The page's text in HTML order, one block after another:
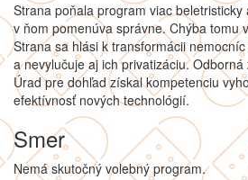
Strana poňala program viac
v ňom pomenúva správne. Chýba tomu
Strana sa hlási k transformácii
a nevylučuje aj ich privatizáciu.
Úrad pre dohľad získal kompetenciu
efektívnosť nových technológií.
Smer
Nemá skutočný volebný program.